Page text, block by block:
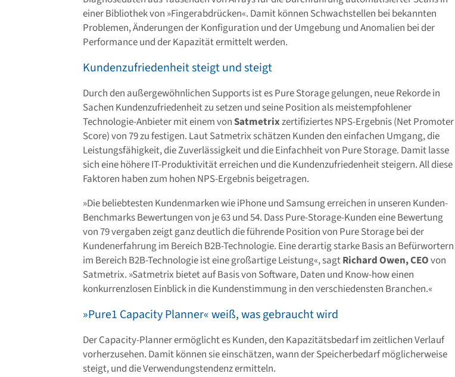
einer Bibliothek von »Fingerabdrücken«. Damit können Schwachstellen bei bekannten
Problemen, Änderungen der Konfiguration und der Umgebung und Anomalien bei der
Performance und der Kapazität ermittelt werden.
Kundenzufriedenheit steigt und steigt
Durch den außergewöhnlichen Supports ist es Pure Storage gelungen, neue Rekorde in
Sachen Kundenzufriedenheit zu setzen und seine Position als meistempfohlener
Technologie-Anbieter mit einem vonSatmetrixzertifiziertes NPS-Ergebnis (Net Promoter
Score) von 79 zu festigen. Laut Satmetrix schätzen Kunden den einfachen Umgang, die
Leistungsfähigkeit, die Zuverlässigkeit und die Einfachheit von Pure Storage. Damit lasse
sich eine höhere IT-Produktivität erreichen und die Kundenzufriedenheit steigern. All diese
Faktoren haben zum hohen NPS-Ergebnis beigetragen.
»Die beliebtesten Kundenmarken wie iPhone und Samsung erreichen in unseren Kunden-
Benchmarks Bewertungen von je 63 und 54. Dass Pure-Storage-Kunden eine Bewertung
von 79 vergaben zeigt ganz deutlich die führende Position von Pure Storage bei der
Kundenerfahrung im Bereich B2B-Technologie. Eine derartig starke Basis an Befürwortern
im Bereich B2B-Technologie ist eine großartige Leistung«, sagtRichard Owen, CEOvon
Satmetrix. »Satmetrix bietet auf Basis von Software, Daten und Know-how einen
konkurrenzlosen Einblick in die Kundenstimmung in den verschiedensten Branchen.«
»Pure1 Capacity Planner« weiß, was gebraucht wird
Der Capacity-Planner ermöglicht es Kunden, den Kapazitätsbedarf im zeitlichen Verlauf
vorherzusehen. Damit können sie einschätzen, wann der Speicherbedarf möglicherweise
steigt, und die Verwendungstendenz ermitteln.